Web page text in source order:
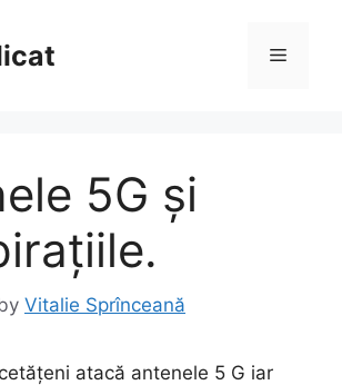
Menu
5G și
Vitalie Sprînceană
atacă antenele 5 G iar